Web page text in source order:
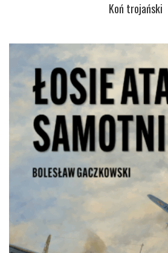
Koń trojański